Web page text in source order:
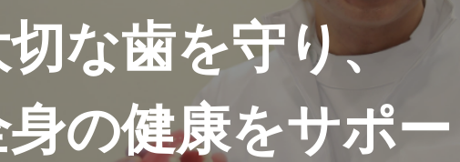
な歯を守り、
の健康をサポ